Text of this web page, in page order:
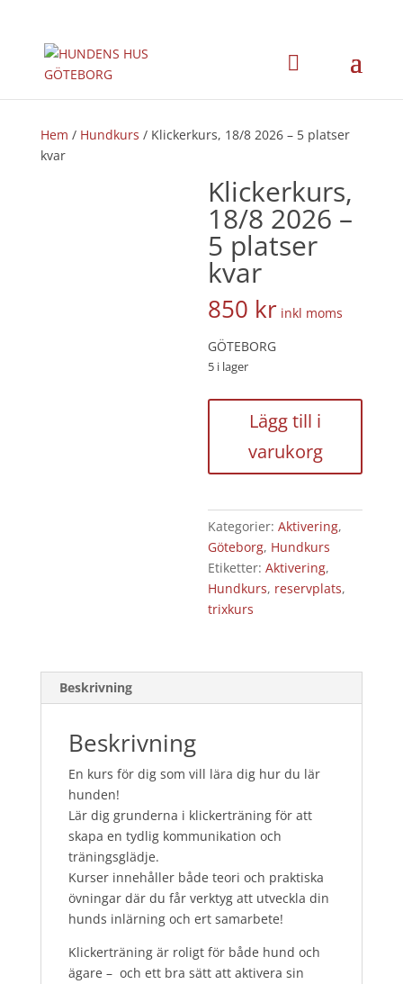
Hem / Hundkurs / Klickerkurs, 18/8 2026 – 5 platser
kvar
Klickerkurs,
18/8 2026 –
5 platser
kvar
850 kr inkl moms
GÖTEBORG
5 i lager
-
platser
kvar
mängd
Lägg till i
varukorg
Kategorier:Aktivering,
Göteborg, Hundkurs
Etiketter:Aktivering,
Hundkurs, reservplats,
trixkurs
Beskrivning
Beskrivning
En kurs för dig som vill lära dig hur du lär
hunden!
Lär dig grunderna i klickerträning för att
skapa en tydlig kommunikation och
träningsglädje.
Kurser innehåller både teori och praktiska
övningar där du får verktyg att utveckla din
hunds inlärning och ert samarbete!
Klickerträning är roligt för både hund och
ägare – och ett bra sätt att aktivera sin